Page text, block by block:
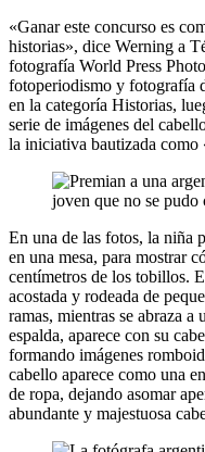
«Ganar este concurso es
historias», dice Werning a
fotografía World Press
fotoperiodismo y fotografía
en la categoría Historias,
serie de imágenes del
la iniciativa bautizada como
En una de las fotos, la niña
en una mesa, para mostrar
centímetros de los tobillos.
acostada y rodeada de
ramas, mientras se abraza
espalda, aparece con su
formando imágenes
cabello aparece como una
de ropa, dejando asomar
abundante y majestuosa